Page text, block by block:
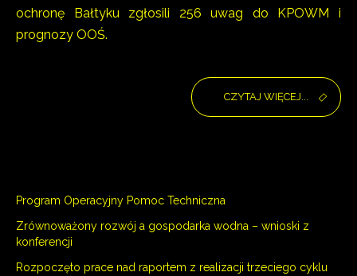
ochronę Bałtyku zgłosili 256 uwag do KPOWM i
prognozy OOŚ.​
CZYTAJ WIĘCEJ...
Program Operacyjny Pomoc Techniczna
Zrównoważony rozwój a gospodarka wodna – wnioski z
konferencji
Rozpoczęto prace nad raportem z realizacji trzeciego cyklu